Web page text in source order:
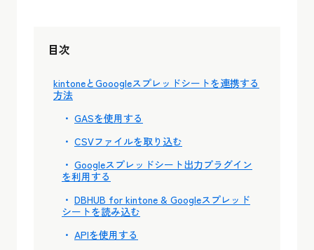
目次
kintoneとGooogleスプレッドシートを連携する
方法
GASを使用する
CSVファイルを取り込む
Googleスプレッドシート出力プラグイン
を利用する
DBHUB for kintone & Googleスプレッド
シートを読み込む
APIを使用する